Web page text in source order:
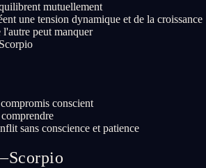
mutuellement
une tension dynamique et de la croissance
peut manquer
conscient
sans conscience et patience